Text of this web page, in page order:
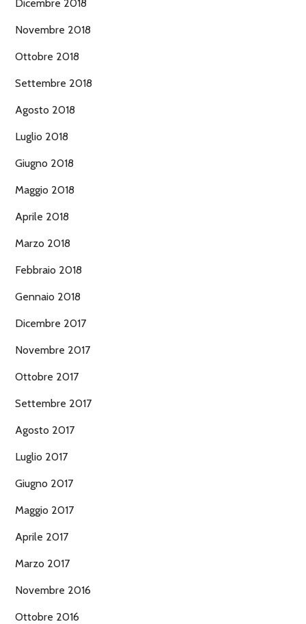
Dicembre 2018
Novembre 2018
Ottobre 2018
Settembre 2018
Agosto 2018
Luglio 2018
Giugno 2018
Maggio 2018
Aprile 2018
Marzo 2018
Febbraio 2018
Gennaio 2018
Dicembre 2017
Novembre 2017
Ottobre 2017
Settembre 2017
Agosto 2017
Luglio 2017
Giugno 2017
Maggio 2017
Aprile 2017
Marzo 2017
Novembre 2016
Ottobre 2016